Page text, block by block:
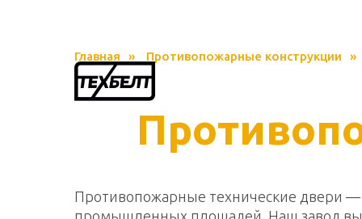
Главная » Противопожарные конструкции »
Противопожарные технические двери —
промышленных площадей. Наш завод